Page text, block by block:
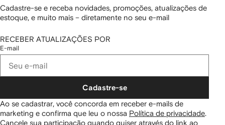
Cadastre-se e receba novidades, promoções, atualizações de
estoque, e muito mais – diretamente no seu e-mail
RECEBER ATUALIZAÇÕES POR
E-mail
Cadastre-se
Ao se cadastrar, você concorda em receber e-mails de
marketing e confirma que leu o nossa Política de privacidade.
Cancele sua participação quando quiser através do link ao